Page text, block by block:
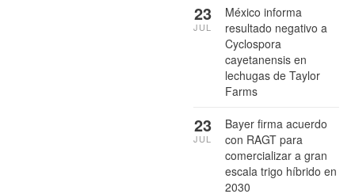
México informa
resultado negativo a
Cyclospora
cayetanensis en
lechugas de Taylor
Farms
23
JUL
Bayer firma acuerdo
con RAGT para
comercializar a gran
escala trigo híbrido en
2030
23
JUL